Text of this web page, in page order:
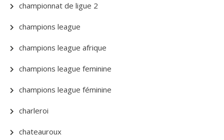
championnat de ligue 2
champions league
champions league afrique
champions league feminine
champions league féminine
charleroi
chateauroux